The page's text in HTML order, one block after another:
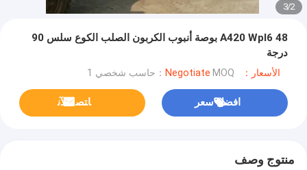
2
/
3
A420 Wpl6 48 بوصة أنبوب الكربون الصلب الكوع سلس 90
درجة
الأسعار：Negotiate MOQ：حاسب شخصي 1
افضل سعر ﺎﺘﺼﻟ ﺍﻶﻧ
منتوج وصف